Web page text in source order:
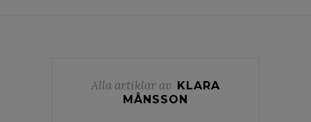
Alla artiklar av KLARA
MÅNSSON